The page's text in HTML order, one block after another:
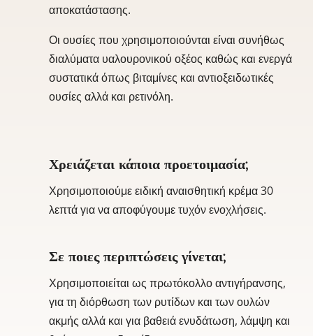
αποκατάστασης.
Οι ουσίες που χρησιμοποιούνται είναι συνήθως
διαλύματα υαλουρονικού οξέος καθώς και ενεργά
συστατικά όπως βιταμίνες και αντιοξειδωτικές
ουσίες αλλά και ρετινόλη.
Χρειάζεται κάποια προετοιμασία;
Χρησιμοποιούμε ειδική αναισθητική κρέμα 30
λεπτά για να αποφύγουμε τυχόν ενοχλήσεις.
Σε ποιες περιπτώσεις γίνεται;
Χρησιμοποιείται ως πρωτόκολλο αντιγήρανσης,
για τη διόρθωση των ρυτίδων και των ουλών
ακμής αλλά και για βαθειά ενυδάτωση, λάμψη και